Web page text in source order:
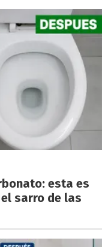
esta es
el sarro de las